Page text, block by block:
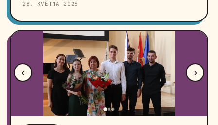
28. KVĚTNA 2026
‹ ›